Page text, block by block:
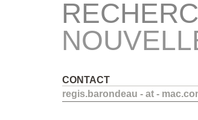
CONTACT
regis.barondeau - at -